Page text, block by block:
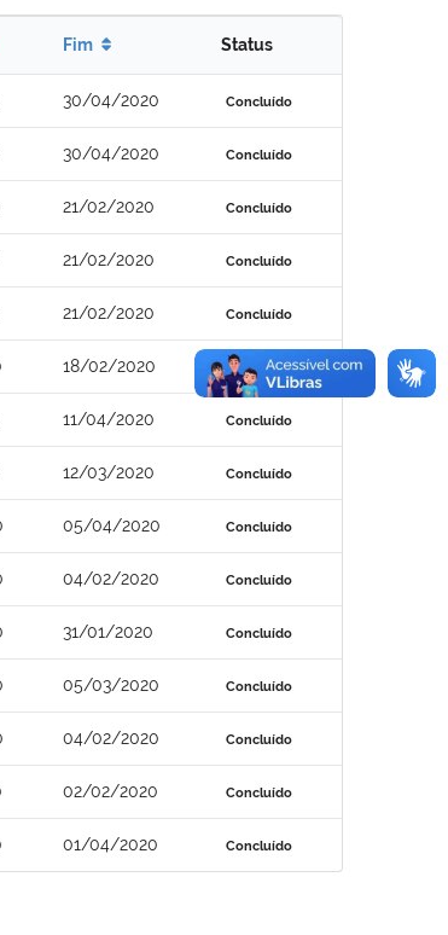
Fim Status
30/04/2020 Concluído
30/04/2020 Concluído
21/02/2020 Concluído
21/02/2020 Concluído
21/02/2020 Concluído
18/02/2020 Concluído
11/04/2020 Concluído
12/03/2020 Concluído
05/04/2020 Concluído
04/02/2020 Concluído
31/01/2020 Concluído
05/03/2020 Concluído
04/02/2020 Concluído
02/02/2020 Concluído
01/04/2020 Concluído